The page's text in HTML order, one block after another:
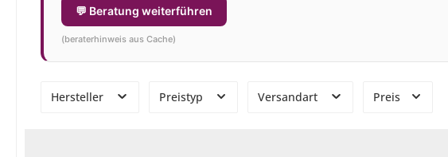
💬 Beratung weiterführen
(beraterhinweis aus Cache)
Hersteller Preistyp Versandart Preis